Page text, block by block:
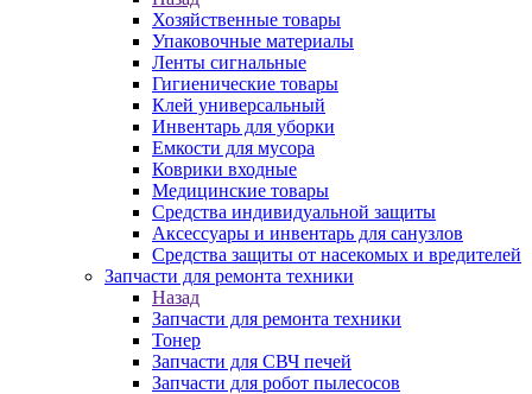
Хозяйственные товары
Упаковочные материалы
Ленты сигнальные
Гигиенические товары
Клей универсальный
Инвентарь для уборки
Емкости для мусора
Коврики входные
Медицинские товары
Средства индивидуальной защиты
Аксессуары и инвентарь для санузлов
Средства защиты от насекомых и вредителей
Запчасти для ремонта техники
Назад
Запчасти для ремонта техники
Тонер
Запчасти для СВЧ печей
Запчасти для робот пылесосов